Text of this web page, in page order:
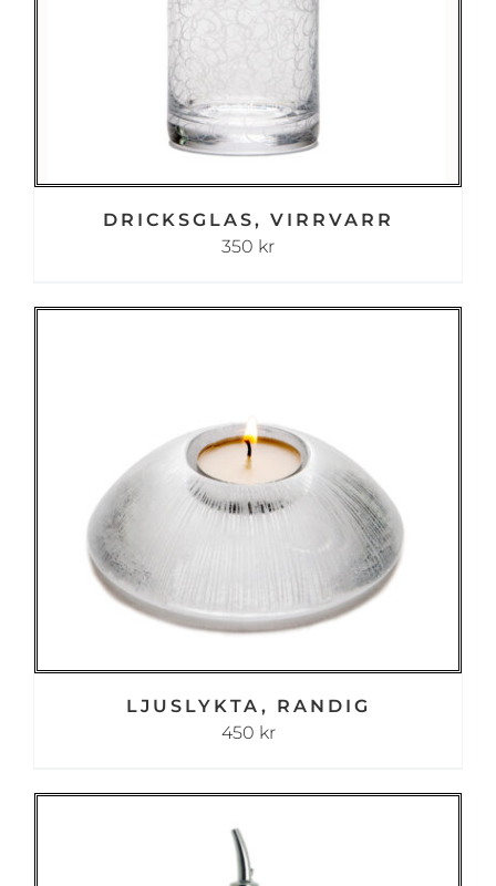
DRICKSGLAS, VIRRVARR
350 kr
LJUSLYKTA, RANDIG
450 kr